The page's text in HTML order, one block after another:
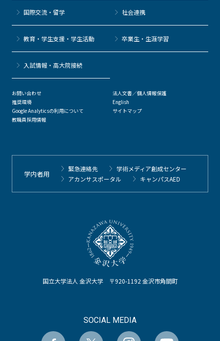
国立大学法人 金沢大学 〒920-1192 金沢市角間町
SOCIAL MEDIA
国際交流・留学 社会連携
教育・学生支援・学生活動 卒業生・生涯学習
⼊試情報・高大院接続
お問い合わせ
推奨環境
Google Analyticsの利用について
教職員採用情報
法人文書／個人情報保護
English
サイトマップ
学内者用
緊急連絡先
学術メディア創成センター
アカンサスポータル
キャンパスAED